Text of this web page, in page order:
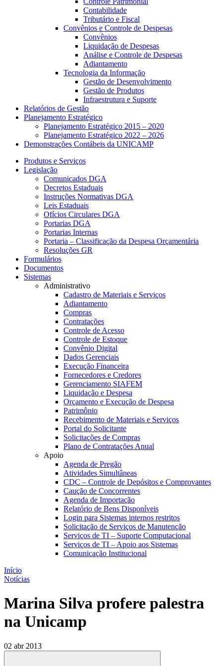
Contabilidade
Tributário e Fiscal
Convênios e Controle de Despesas
Convênios
Liquidação de Despesas
Análise e Controle de Despesas
Adiantamento
Tecnologia da Informação
Gestão de Desenvolvimento
Gestão de Produtos
Infraestrutura e Suporte
Relatórios de Gestão
Planejamento Estratégico
Planejamento Estratégico 2015 – 2020
Planejamento Estratégico 2022 – 2026
Demonstrações Contábeis da UNICAMP
Produtos e Serviços
Legislação
Comunicados DGA
Decretos Estaduais
Instruções Normativas DGA
Leis Estaduais
Ofícios Circulares DGA
Portarias DGA
Portarias Internas
Portaria – Classificação da Despesa Orçamentária
Resoluções GR
Formulários
Documentos
Sistemas
Administrativo
Cadastro de Materiais e Serviços
Adiantamento
Compras
Contratações
Controle de Acesso
Controle de Estoque
Convênio Digital
Dados Gerenciais
Execução Financeira
Fornecedores e Credores
Gerenciamento SIAFEM
Liquidação e Despesa
Orçamento e Execução de Despesa
Patrimônio
Recebimento de Materiais e Serviços
Portal do Solicitante
Solicitações de Compras
Plano de Contratações Anual
Apoio
Agenda de Pregão
Atividades Simultâneas
CDC – Controle de Depósitos e Comprovantes
Caução de Concorrentes
Agenda de Importação
Relatório de Bens Disponíveis
Login para Sistemas internos restritos
Solicitação de Serviços de Manutenção
Serviços de TI – Suporte Computacional
Serviços de TI – Apoio aos Sistemas
Comunicação Institucional
Início
Notícias
Marina Silva profere palestra
na Unicamp
02 abr 2013